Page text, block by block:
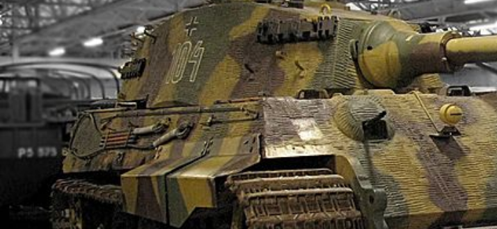
フランスの最も美しい村を巡る旅
航空宇宙関連ツアー（エアバス工場見学・航空ショー）
フランスde習い事
コルシカ島 地中海に浮かぶフランスの秘境
自分で創る旅(完全オーダーメイド旅)